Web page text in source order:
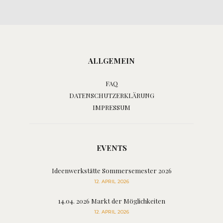
ALLGEMEIN
FAQ
DATENSCHUTZERKLÄRUNG
IMPRESSUM
EVENTS
Ideenwerkstätte Sommersemester 2026
12. APRIL 2026
14.04. 2026 Markt der Möglichkeiten
12. APRIL 2026